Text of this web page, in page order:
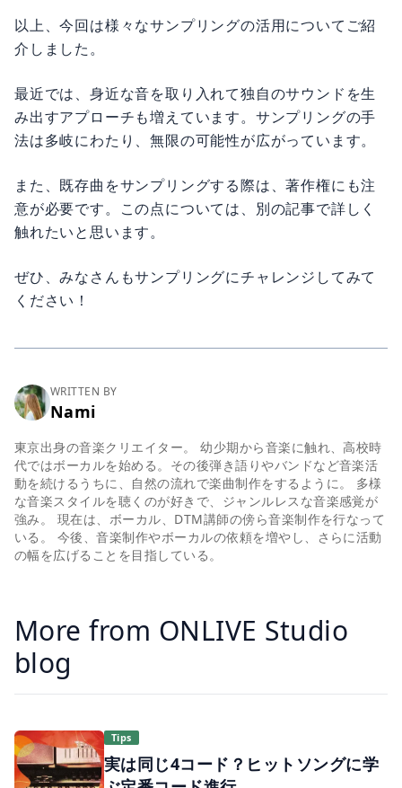
以上、今回は様々なサンプリングの活用についてご紹
介しました。
最近では、身近な音を取り入れて独自のサウンドを生
み出すアプローチも増えています。サンプリングの手
法は多岐にわたり、無限の可能性が広がっています。
また、既存曲をサンプリングする際は、著作権にも注
意が必要です。この点については、別の記事で詳しく
触れたいと思います。
ぜひ、みなさんもサンプリングにチャレンジしてみて
ください！
WRITTEN BY
Nami
東京出身の音楽クリエイター。 幼少期から音楽に触れ、高校時
代ではボーカルを始める。その後弾き語りやバンドなど音楽活
動を続けるうちに、自然の流れで楽曲制作をするように。 多様
な音楽スタイルを聴くのが好きで、ジャンルレスな音楽感覚が
強み。 現在は、ボーカル、DTM講師の傍ら音楽制作を行なって
いる。 今後、音楽制作やボーカルの依頼を増やし、さらに活動
の幅を広げることを目指している。
More from ONLIVE Studio
blog
Tips
実は同じ4コード？ヒットソングに学